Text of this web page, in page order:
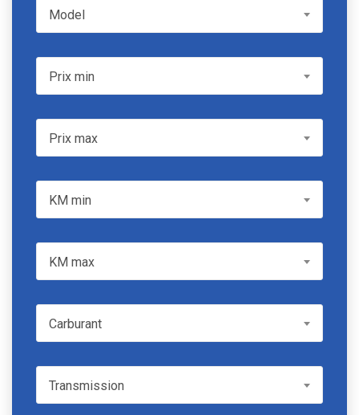
ModelModel
Prix minPrix min
Prix maxPrix max
KM min
KM max
CarburantCarburant
TransmissionTransmission